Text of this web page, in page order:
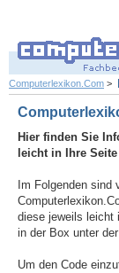
Computerlexikon.Com >
Hier finden Sie
leicht in Ihre
Im Folgenden sind
diese jeweils leicht
in der Box unter
Um den Code